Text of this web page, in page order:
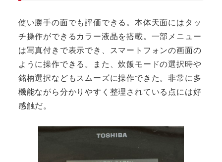
使い勝手の面でも評価できる。本体天面にはタッ
チ操作ができるカラー液晶を搭載。一部メニュー
は写真付きで表示でき、スマートフォンの画面の
ように操作できる。また、炊飯モードの選択時や
銘柄選択などもスムーズに操作できた。非常に多
機能ながら分かりやすく整理されている点には好
感触だ。